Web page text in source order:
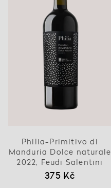
Philia-Primitivo di
Manduria Dolce naturale
2022, Feudi Salentini
375 Kč